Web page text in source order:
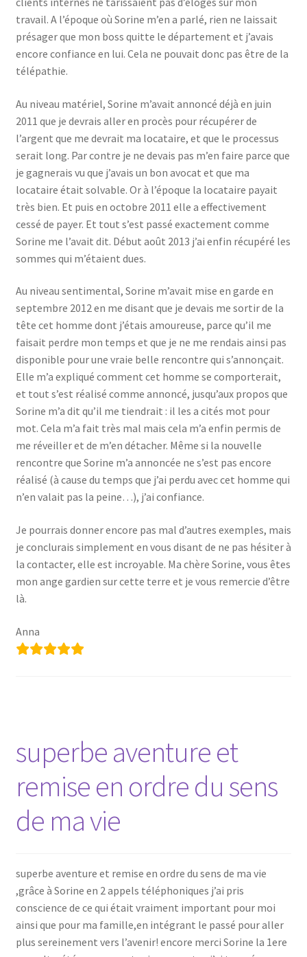
travail. A l’époque où Sorine m’en a parlé, rien ne laissait
présager que mon boss quitte le département et j’avais
encore confiance en lui. Cela ne pouvait donc pas être de la
télépathie.
Au niveau matériel, Sorine m’avait annoncé déjà en juin
2011 que je devrais aller en procès pour récupérer de
l’argent que me devrait ma locataire, et que le processus
serait long. Par contre je ne devais pas m’en faire parce que
je gagnerais vu que j’avais un bon avocat et que ma
locataire était solvable. Or à l’époque la locataire payait
très bien. Et puis en octobre 2011 elle a effectivement
cessé de payer. Et tout s’est passé exactement comme
Sorine me l’avait dit. Début août 2013 j’ai enfin récupéré les
sommes qui m’étaient dues.
Au niveau sentimental, Sorine m’avait mise en garde en
septembre 2012 en me disant que je devais me sortir de la
tête cet homme dont j’étais amoureuse, parce qu’il me
faisait perdre mon temps et que je ne me rendais ainsi pas
disponible pour une vraie belle rencontre qui s’annonçait.
Elle m’a expliqué comment cet homme se comporterait,
et tout s’est réalisé comme annoncé, jusqu’aux propos que
Sorine m’a dit qu’il me tiendrait : il les a cités mot pour
mot. Cela m’a fait très mal mais cela m’a enfin permis de
me réveiller et de m’en détacher. Même si la nouvelle
rencontre que Sorine m’a annoncée ne s’est pas encore
réalisé (à cause du temps que j’ai perdu avec cet homme qui
n’en valait pas la peine…), j’ai confiance.
Je pourrais donner encore pas mal d’autres exemples, mais
je conclurais simplement en vous disant de ne pas hésiter à
la contacter, elle est incroyable. Ma chère Sorine, vous êtes
mon ange gardien sur cette terre et je vous remercie d’être
là.
Anna
superbe aventure et
remise en ordre du sens
de ma vie
superbe aventure et remise en ordre du sens de ma vie
,grâce à Sorine en 2 appels téléphoniques j’ai pris
conscience de ce qui était vraiment important pour moi
ainsi que pour ma famille,en intégrant le passé pour aller
plus sereinement vers l’avenir! encore merci Sorine la 1ere